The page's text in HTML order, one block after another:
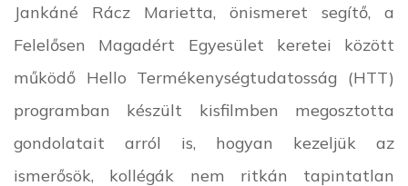
Jankáné Rácz Marietta, önismeret segítő, a
Felelősen Magadért Egyesület keretei között
működő Hello Termékenységtudatosság (HTT)
programban készült kisfilmben megosztotta
gondolatait arról is, hogyan kezeljük az
ismerősök, kollégák nem ritkán tapintatlan